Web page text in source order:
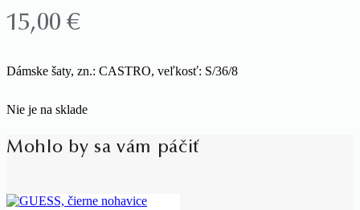
15,00€
Dámske šaty, zn.: CASTRO, veľkosť: S/36/8
Nie je na sklade
Mohlo by sa vám páčiť